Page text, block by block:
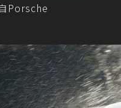
Porsche